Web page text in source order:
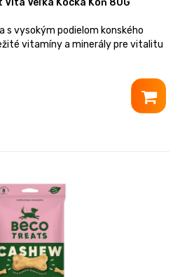
s vysokým podielom konského
vitamíny a minerály pre vitalitu